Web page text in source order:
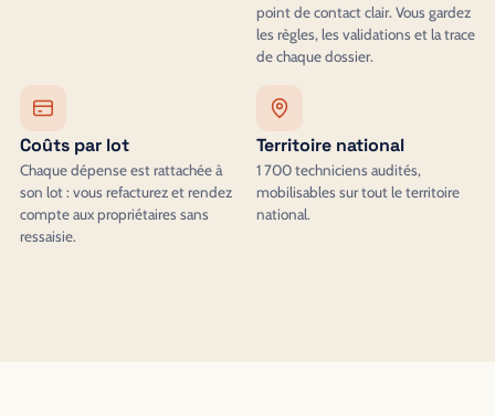
point de contact clair. Vous gardez
les règles, les validations et la trace
de chaque dossier.
Coûts par lot
Chaque dépense est rattachée à
son lot : vous refacturez et rendez
compte aux propriétaires sans
ressaisie.
Territoire national
1 700 techniciens audités,
mobilisables sur tout le territoire
national.